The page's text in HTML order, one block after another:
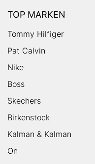
TOP MARKEN
Tommy Hilfiger
Pat Calvin
Nike
Boss
Skechers
Birkenstock
Kalman & Kalman
On